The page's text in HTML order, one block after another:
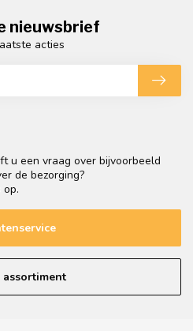
u een vraag over bijvoorbeeld
de bezorging?
assortiment
nieuwsbrief
acties